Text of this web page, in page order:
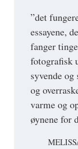
”det
essayene,
fanger
fotografisk
syvende
og
varme og
øynene for